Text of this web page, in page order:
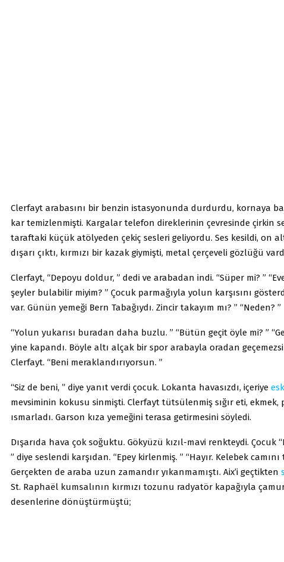
Clerfayt arabasını bir benzin istasyonunda durdurdu, kornaya
kar temizlenmişti. Kargalar telefon direklerinin çevresinde çirkin
taraftaki küçük atölyeden çekiç sesleri geliyordu. Ses kesildi, on
dışarı çıktı, kırmızı bir kazak giymişti, metal çerçeveli gözlüğü
Clerfayt, “Depoyu doldur, ” dedi ve arabadan indi. “Süper mi? ”
şeyler bulabilir miyim? ” Çocuk parmağıyla yolun karşısını
var. Günün yemeği Bern Tabağıydı. Zincir takayım mı? ” “Neden? ”
“Yolun yukarısı buradan daha buzlu. ” “Bütün geçit öyle mi? ”
yine kapandı. Böyle altı alçak bir spor arabayla oradan
Clerfayt. “Beni meraklandırıyorsun. ”
“Siz de beni, ” diye yanıt verdi çocuk. Lokanta havasızdı, içeriye
mevsiminin kokusu sinmişti. Clerfayt tütsülenmiş sığır eti, ekmek,
ısmarladı. Garson kıza yemeğini terasa getirmesini söyledi.
Dışarıda hava çok soğuktu. Gökyüzü kızıl-mavi renkteydi. Çocuk
” diye seslendi karşıdan. “Epey kirlenmiş. ” “Hayır. Kelebek
Gerçekten de araba uzun zamandır yıkanmamıştı. Aix’i geçtikten
St. Raphaël kumsalının kırmızı tozunu radyatör kapağıyla
desenlerine dönüştürmüştü;